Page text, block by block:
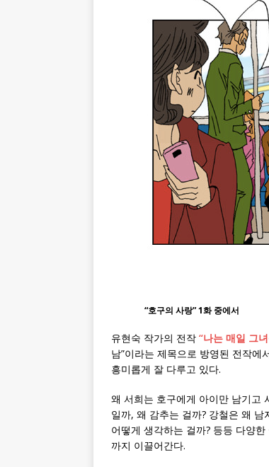
“호구의 사랑” 1화 중에서
유현숙 작가의 전작 “나는 매일 그
남”이라는 제목으로 방영된 전작
흥미롭게 잘 다루고 있다.
왜 서희는 호구에게 아이만 남기고
일까, 왜 감추는 걸까? 강철은 왜
어떻게 생각하는 걸까? 등등 다양
까지 이끌어간다.